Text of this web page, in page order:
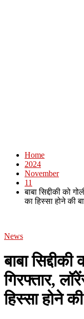
Home
2024
November
11
बाबा सिद्दीकी को
का हिस्सा होने की
News
बाबा
गिरफ्तार,
हिस्सा होने